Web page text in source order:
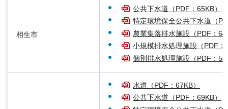
相生市
公共下水道（PDF：65KB）
特定環境保全公共下水道（
農業集落排水施設（PDF：
小規模排水処理施設（PDF：
個別排水処理施設（PDF：
水道（PDF：67KB）
公共下水道（PDF：69KB）